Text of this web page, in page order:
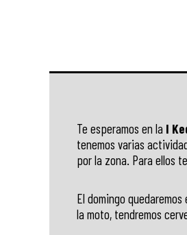
Te esperamos en la I
tenemos varias
por la zona. Para ellos
El domingo
la moto, tendremos